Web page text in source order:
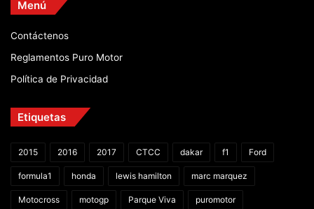
Menú
Contáctenos
Reglamentos Puro Motor
Política de Privacidad
Etiquetas
2015 2016 2017 CTCC dakar f1 Ford
formula1 honda lewis hamilton marc marquez
Motocross motogp Parque Viva puromotor